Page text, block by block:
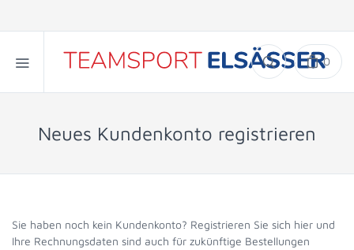
0
Neues Kundenkonto registrieren
Sie haben noch kein Kundenkonto? Registrieren Sie sich hier und
Ihre Rechnungsdaten sind auch für zukünftige Bestellungen